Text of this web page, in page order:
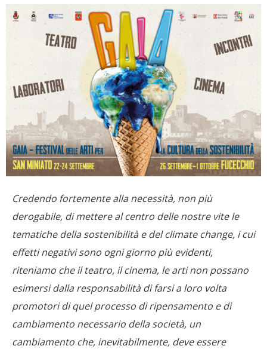
Credendo fortemente alla necessità, non più
derogabile, di mettere al centro delle nostre vite le
tematiche della sostenibilità e del climate change, i cui
effetti negativi sono ogni giorno più evidenti,
riteniamo che il teatro, il cinema, le arti non possano
esimersi dalla responsabilità di farsi a loro volta
promotori di quel processo di ripensamento e di
cambiamento necessario della società, un
cambiamento che, inevitabilmente, deve essere